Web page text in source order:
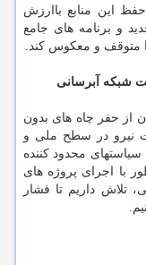
این منابع باارزش
و برنامه های جامع
متوقف و معکوس کند.
شبکه آبرسانی
از حفر چاه های بدون
نیرو در سطح ملی و
محدود کننده
با اجرای پروژه های
تلاش داریم تا فشار